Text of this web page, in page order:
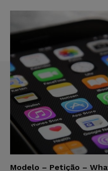
Modelo – Petição –